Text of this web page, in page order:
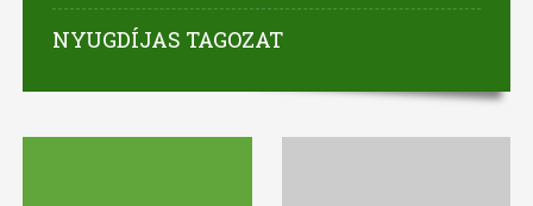
NYUGDÍJAS TAGOZAT